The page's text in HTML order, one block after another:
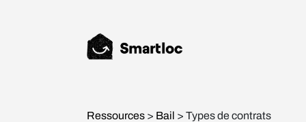
Ressources > Bail > Types de contrats